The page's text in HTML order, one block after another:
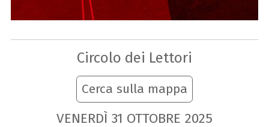
Circolo dei Lettori
Cerca sulla mappa
VENERDÌ 31 OTTOBRE 2025